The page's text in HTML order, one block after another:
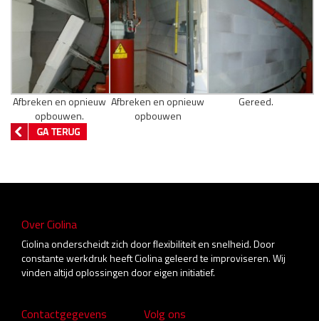
Afbreken en opnieuw
opbouwen.
Afbreken en opnieuw
opbouwen
Gereed.
Over Ciolina
Ciolina onderscheidt zich door flexibiliteit en snelheid. Door
constante werkdruk heeft Ciolina geleerd te improviseren. Wij
vinden altijd oplossingen door eigen initiatief.
Contactgegevens Volg ons